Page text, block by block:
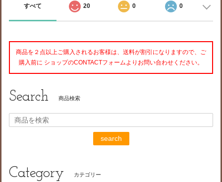
すべて 20 0 0
商品を２点以上ご購入されるお客様は、送料が割引になりますので、ご
購入前に ショップのCONTACTフォームよりお問い合わせください。
Search 商品検索
search
Category カテゴリー